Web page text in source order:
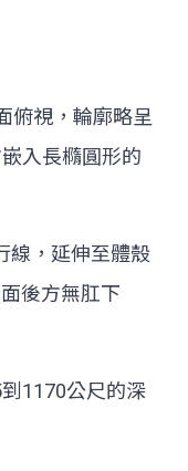
俯視，輪廓略呈
入長橢圓形的
線，延伸至體殼
後方無肛下
1170公尺的深